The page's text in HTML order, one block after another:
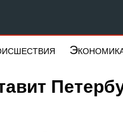
Запад